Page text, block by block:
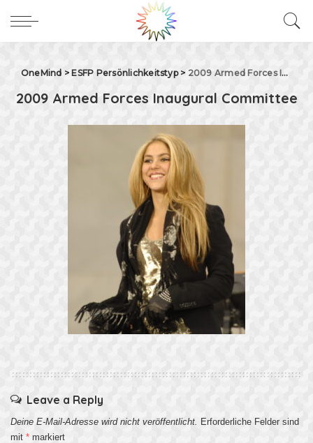
OneMind > ESFP Persönlichkeitstyp> 2009 Armed Forces Inaugural Committee
2009 Armed Forces Inaugural Committee
Leave a Reply
Deine E-Mail-Adresse wird nicht veröffentlicht. Erforderliche Felder sind
mit * markiert